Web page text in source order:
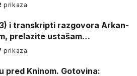
prikaza
i transkripti razgovora Arkan-
prelazite ustašam…
prikaza